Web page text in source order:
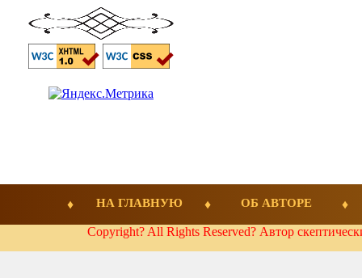
НА ГЛАВНУЮ ОБ АВТОРЕ
Copyright? All Rights Reserved? Автор